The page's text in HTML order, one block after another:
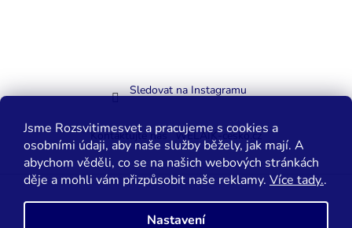
Jsme Rozsvitimesvet a pracujeme s cookies a
osobními údaji, aby naše služby běžely, jak mají. A
abychom věděli, co se na našich webových stránkách
děje a mohli vám přizpůsobit naše reklamy. Více tady..
Nastavení
Sledovat na Instagramu
Kontaktujte nás WELAIK-cesko.cz
Vytvořil Shoptet